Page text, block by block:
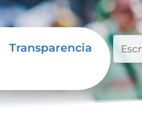
Transparencia